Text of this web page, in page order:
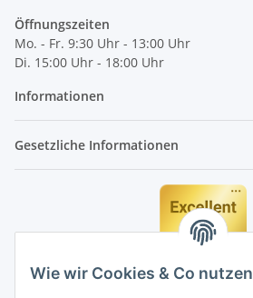
Wie wir Cookies & Co nutzen
Öffnungszeiten
Mo. - Fr. 9:30 Uhr - 13:00 Uhr
Di. 15:00 Uhr - 18:00 Uhr
Informationen
Gesetzliche Informationen